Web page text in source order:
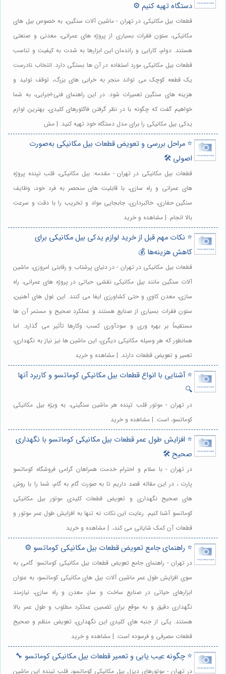
دستگاه تهیه کنیم ⚙️
قطعات بیل مکانیکی در تهران - ماشین آلات سنگین، به خصوص بیل های
مکانیکی، ستون فقرات بسیاری از پروژه های عمرانی، معدنی و صنعتی
هستند. دوام، کارایی و راندمان این ابزارها به شدت به کیفیت و تناسب
قطعات بیل مکانیکی مورد استفاده در آن ها بستگی دارد. انتخاب نادرست
یک قطعه کوچک می تواند منجر به خرابی های بزرگ، توقف تولید و
هزینه های سنگین تعمیرات شود. در این راهنمای فنی-اجرایی، به شما
خواهیم گفت که چگونه با در نظر گرفتن فاکتورهای کلیدی، بهترین لوازم
یدکی بیل مکانیکی را برای مدل دستگاه خود تهیه کنید. | مش
⭐️ مراحل بررسی و تعویض قطعات بیل مکانیکی به‌صورت
اصولی 🛠️
قطعات بیل مکانیکی در تهران - مقدمه: بیل مکانیکی، قلب تپنده پروژه
های عمرانی و راه سازی، با قابلیت های منحصر به فرد خود، وظایف
سنگین حفاری، خاکبرداری، جابجایی مواد و تخریب را با دقت و سرعت
بالا انجام. | مشاهده و خرید
⭐️ نکات مهم قبل از خرید لوازم یدکی بیل مکانیکی برای
کاهش هزینه‌ها 💰
قطعات بیل مکانیکی در تهران - در دنیای پرشتاب و رقابتی امروزی، ماشین
آلات سنگین مانند بیل مکانیکی نقشی حیاتی در پروژه های عمرانی، راه
سازی، معدن کاوی و حتی کشاورزی ایفا می کنند. این غول های آهنین،
ستون فقرات بسیاری از صنایع هستند و عملکرد صحیح و مستمر آن ها
مستقیماً بر بهره وری و سودآوری کسب وکارها تأثیر می گذارد. اما
همانطور که هر وسیله مکانیکی دیگری، این ماشین ها نیز نیاز به نگهداری،
تعمیر و تعویض قطعات دارند. | مشاهده و خرید
⭐️ آشنایی با انواع قطعات بیل مکانیکی کوماتسو و کاربرد آنها
🔍
در تهران - موتور قلب تپنده هر ماشین سنگینی، به ویژه بیل مکانیکی
کوماتسو، است. | مشاهده و خرید
⭐️ افزایش طول عمر قطعات بیل مکانیکی کوماتسو با نگهداری
صحیح 🛠️
در تهران - با سلام و احترام خدمت همراهان گرامی فروشگاه کوماتسو
پارت ، در این مقاله قصد داریم تا به صورت گام به گام، شما را با روش
های صحیح نگهداری و تعویض قطعات کلیدی موتور بیل مکانیکی
کوماتسو آشنا کنیم. رعایت این نکات نه تنها به افزایش طول عمر موتور و
قطعات آن کمک شایانی می کند،. | مشاهده و خرید
⭐️ راهنمای جامع تعویض قطعات بیل مکانیکی کوماتسو ⚙️
در تهران - راهنمای جامع تعویض قطعات بیل مکانیکی کوماتسو: گامی به
سوی افزایش طول عمر ماشین آلات بیل های مکانیکی کوماتسو، به عنوان
ابزارهای حیاتی در صنایع ساخت و ساز، معدن و راه سازی، نیازمند
نگهداری دقیق و به موقع برای تضمین عملکرد مطلوب و طول عمر بالا
هستند. یکی از جنبه های کلیدی این نگهداری، تعویض منظم و صحیح
قطعات مصرفی و فرسوده است. | مشاهده و خرید
⭐️ چگونه عیب یابی و تعمیر قطعات بیل مکانیکی کوماتسو 🔧
در تهران - موتورهای دیزل بیل مکانیکی کوماتسو، قلب تپنده این ماشین